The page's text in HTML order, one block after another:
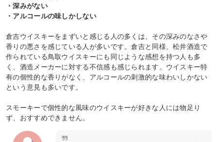
・深みがない
・アルコールの味しかしない
倉吉ウイスキーをまずいと感じる人の多くは、その深みのなさや
香りの悪さを感じている人が多いです。倉吉と同様、松井酒造で
作られている鳥取ウイスキーにも同じような感想を持つ人も多
く、酒造メーカーに対する不信感も感じられます。ウイスキー特
有の個性的な香りがなく、アルコールの刺激的な味わいしかない
という意見も多いです。
スモーキーで個性的な風味のウイスキーが好きな人には物足り
ず、おすすめできません。